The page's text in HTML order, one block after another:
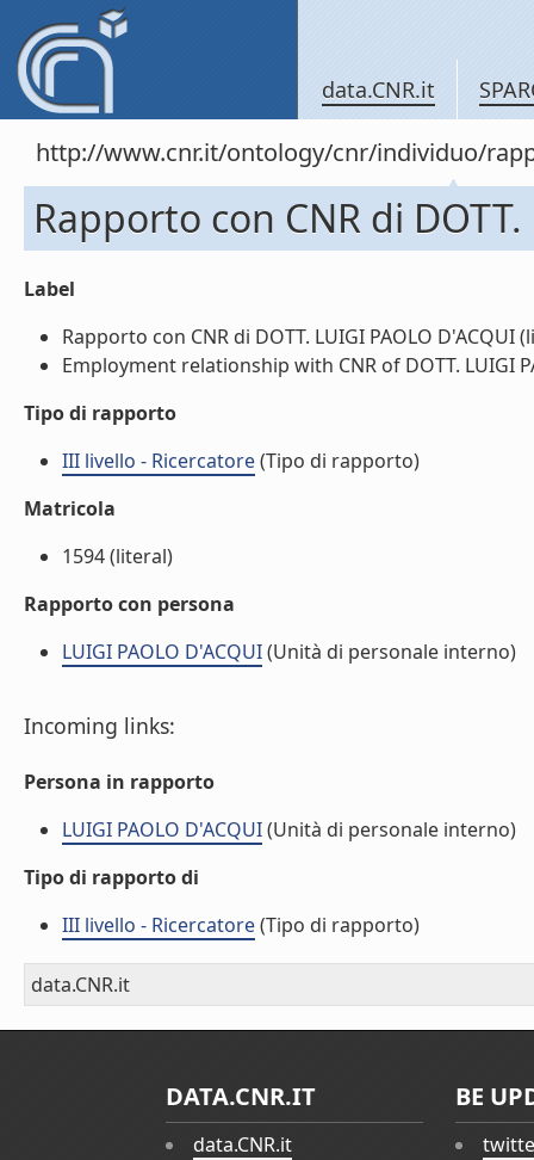
data.CNR.it
http://www.cnr.it/ontology/cnr/individuo/
Rapporto con CNR di DOTT.
Label
Rapporto con CNR di DOTT. LUIGI PAOLO D'ACQUI
Employment relationship with CNR of DOTT. LUIGI
Tipo di rapporto
III livello - Ricercatore(Tipo di rapporto)
Matricola
1594 (literal)
Rapporto con persona
LUIGI PAOLO D'ACQUI(Unità di personale interno)
Incoming links:
Persona in rapporto
LUIGI PAOLO D'ACQUI(Unità di personale interno)
Tipo di rapporto di
III livello - Ricercatore(Tipo di rapporto)
data.CNR.it
DATA.CNR.IT
data.CNR.it
BE